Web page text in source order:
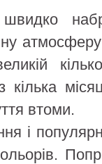
втоми.
і